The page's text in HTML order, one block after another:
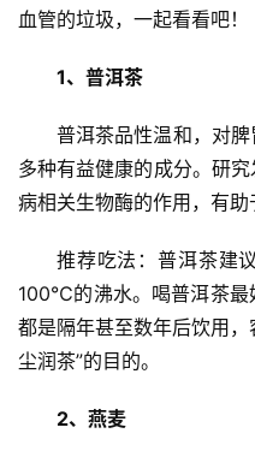
血管的垃圾，一起看看吧！
1、普洱茶
普洱茶品性温和，对
多种有益健康的成分。研
病相关生物酶的作用，有助
推荐吃法：普洱茶建
100℃的沸水。喝普洱茶最
都是隔年甚至数年后饮用，
尘润茶”的目的。
2、燕麦